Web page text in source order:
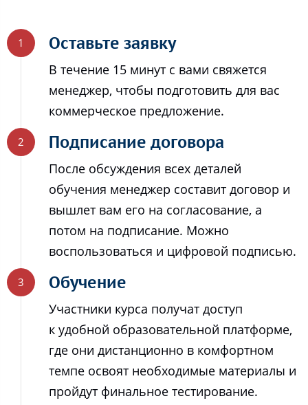
Оставьте заявку
В течение 15 минут с вами свяжется
менеджер, чтобы подготовить для вас
коммерческое предложение.
Подписание договора
После обсуждения всех деталей
обучения менеджер составит договор и
вышлет вам его на согласование, а
потом на подписание. Можно
воспользоваться и цифровой подписью.
Обучение
Участники курса получат доступ
к удобной образовательной платформе,
где они дистанционно в комфортном
темпе освоят необходимые материалы и
пройдут финальное тестирование.